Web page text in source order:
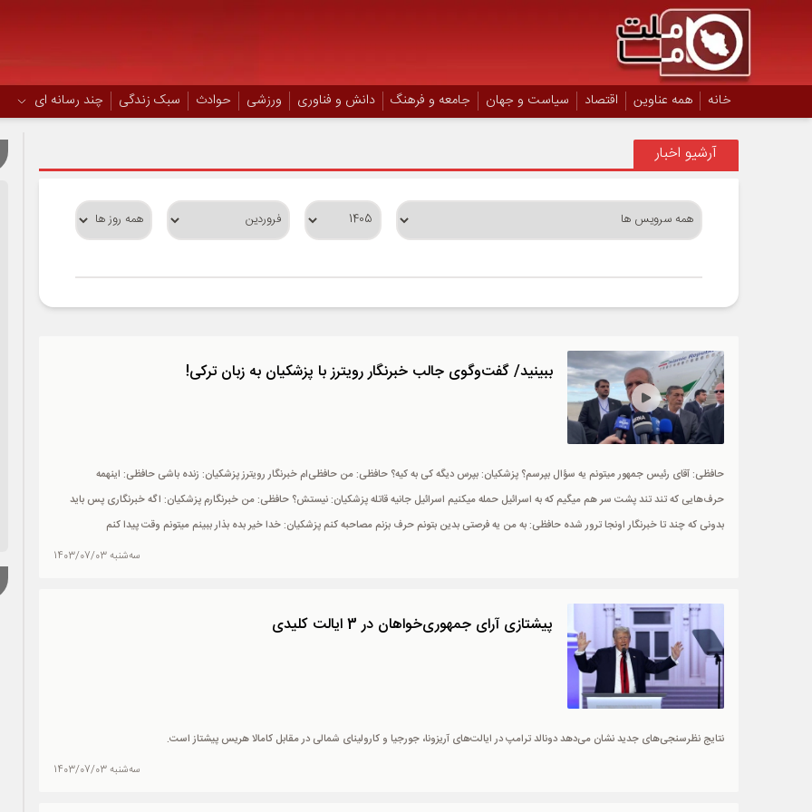
خانه همه عناوین اقتصاد سیاست و جهان جامعه و فرهنگ دانش و فناوری ورزشی حوادث سبک زندگی چند رسانه ای
آرشیو اخبار
ببینید/ گفت‌و‌گوی جالب خبرنگار رویترز با پزشکیان به زبان ترکی!
حافظی: آقای رئیس جمهور میتونم یه سؤال بپرسم؟ پزشکیان: بپرس دیگه کی به کیه؟ حافظی: من حافظی‌ام خبرنگار رویترز پزشکیان: زنده باشی حافظی: اینهمه
حرف‌هایی که تند تند پشت سر هم میگیم که به اسرائیل حمله میکنیم اسرائیل جانیه قاتله پزشکیان: نیستش؟ حافظی: من خبرنگارم پزشکیان: اگه خبرنگاری پس باید
بدونی که چند تا خبرنگار اونجا ترور شده حافظی: به من یه فرصتی بدین بتونم حرف بزنم مصاحبه کنم پزشکیان: خدا خیر بده بذار ببینم میتونم وقت پیدا کنم
سه‌شنبه 1403/07/03
پیشتازی آرای جمهوری‌خواهان در 3 ایالت کلیدی
نتایج نظرسنجی‌های جدید نشان می‌دهد دونالد ترامپ در ایالت‌های آریزونا، جورجیا و کارولینای شمالی در مقابل کامالا هریس پیشتاز است.
سه‌شنبه 1403/07/03